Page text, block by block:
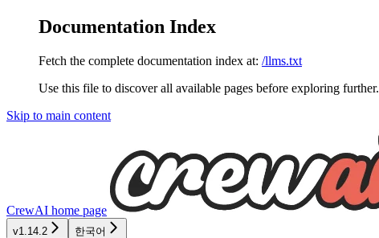
Documentation Index
Fetch the complete documentation index at: /llms.txt
Use this file to discover all available pages before exploring further.
Skip to main content
CrewAI home page
v1.14.2 한국어